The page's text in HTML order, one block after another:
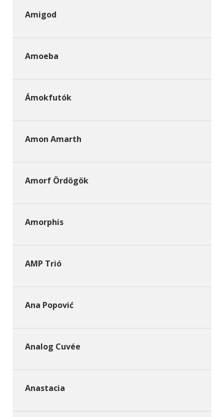
Amigod
Amoeba
Ámokfutók
Amon Amarth
Amorf Ördögök
Amorphis
AMP Trió
Ana Popović
Analog Cuvée
Anastacia